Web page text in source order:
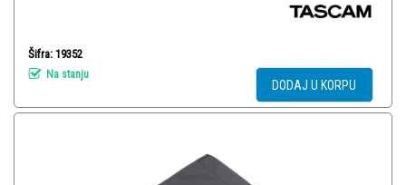
Šifra: 19352
Na stanju
DODAJ U KORPU